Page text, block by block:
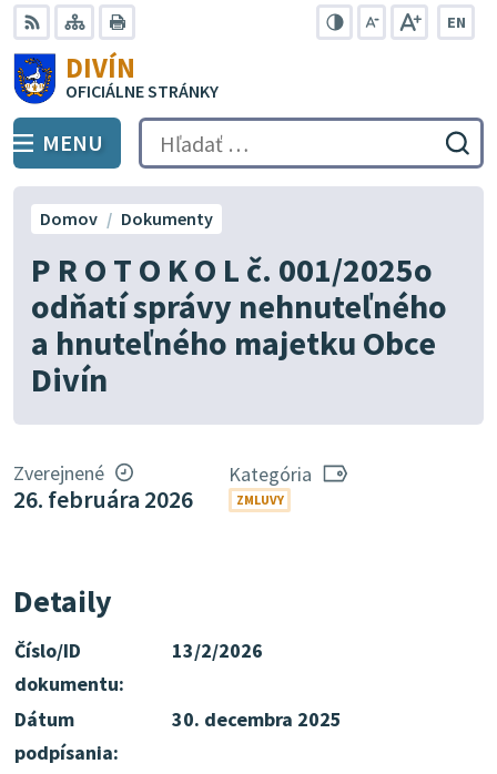
Preskočiť
na
obsah
RSS Mapa
EN
DIVÍN
OFICIÁLNE STRÁNKY
PREPNÚŤ
MENU Hľadať:
P R O T O K O L č. 001/2025o
odňatí správy nehnuteľného
a hnuteľného majetku Obce
Divín
Domov Dokumenty
Zverejnené
26. februára 2026
Kategória
ZMLUVY
Detaily
Číslo/ID
dokumentu:
13/2/2026
Dátum
podpísania:
30. decembra 2025